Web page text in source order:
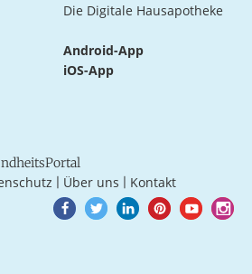
Die Digitale Hausapotheke
Android-App
iOS-App
Über uns Kontakt